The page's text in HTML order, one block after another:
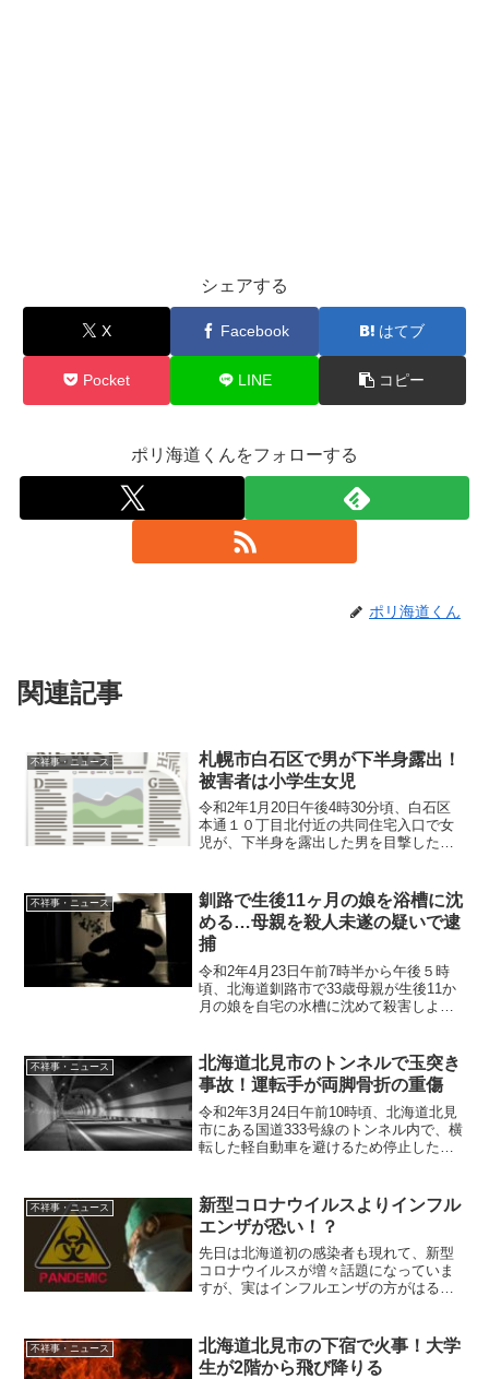
シェアする
X Facebook はてブ
Pocket LINE コピー
ポリ海道くんをフォローする
ポリ海道くん
関連記事
不祥事・ニュース
札幌市白石区で男が下半身露出！
被害者は小学生女児
令和2年1月20日午後4時30分頃、白石区
本通１０丁目北付近の共同住宅入口で女
児が、下半身を露出した男を目撃した。
で女児が、下半身を露出した上下黒の服
装をした男を...
不祥事・ニュース
釧路で生後11ヶ月の娘を浴槽に沈
める…母親を殺人未遂の疑いで逮
捕
令和2年4月23日午前7時半から午後５時
頃、北海道釧路市で33歳母親が生後11か
月の娘を自宅の水槽に沈めて殺害しよう
午後５時頃、北海道釧路市で33歳母親が
生後11...
不祥事・ニュース
北海道北見市のトンネルで玉突き
事故！運転手が両脚骨折の重傷
令和2年3月24日午前10時頃、北海道北見
市にある国道333号線のトンネル内で、横
転した軽自動車を避けるため停止した大
10時頃、北海道北見市北陽にある国道333
号...
不祥事・ニュース
新型コロナウイルスよりインフル
エンザが恐い！？
先日は北海道初の感染者も現れて、新型
コロナウイルスが増々話題になっていま
すが、実はインフルエンザの方がはるか
医師も少なくありません。今一度新型コ
ロナウイルスとインフルエ...
不祥事・ニュース
北海道北見市の下宿で火事！大学
生が2階から飛び降りる